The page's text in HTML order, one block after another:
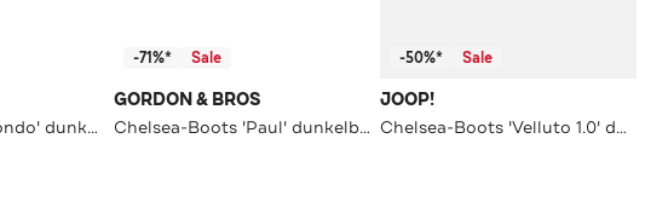
Chelsea-Boots 'Hondo' dunkelbraun
-71%* Sale
GORDON & BROS
Chelsea-Boots 'Paul' dunkelbraun
-50%* Sale
JOOP!
Chelsea-Boots 'Velluto 1.0' dunkelbraun